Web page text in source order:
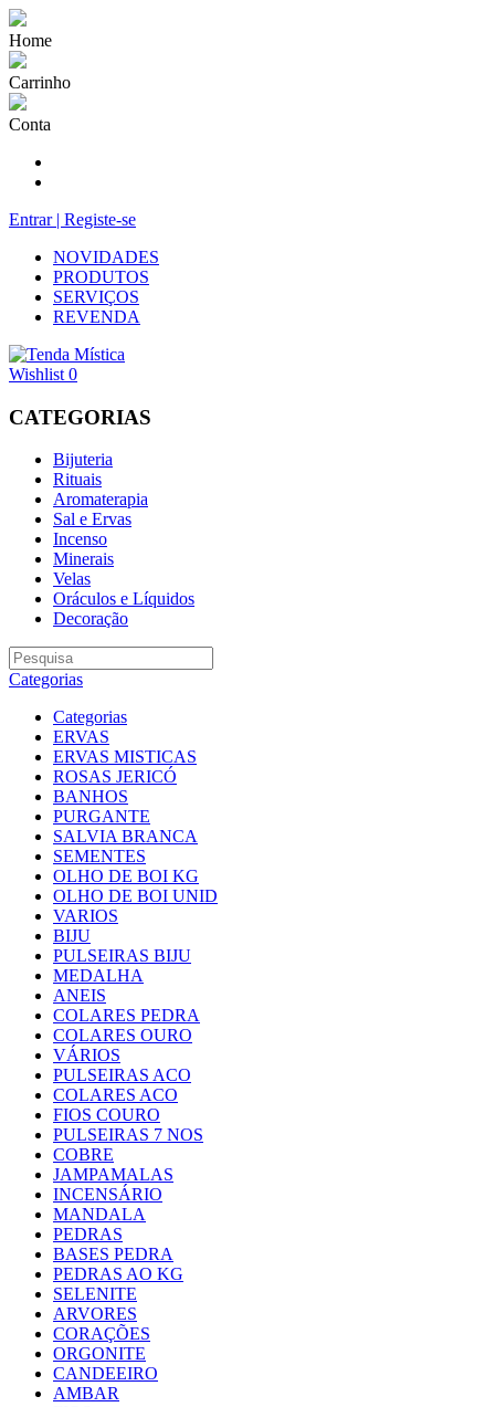
Home
Carrinho
Conta
Entrar | Registe-se
NOVIDADES
PRODUTOS
SERVIÇOS
REVENDA
Wishlist 0
CATEGORIAS
Bijuteria
Rituais
Aromaterapia
Sal e Ervas
Incenso
Minerais
Velas
Oráculos e Líquidos
Decoração
Categorias
Categorias
ERVAS
ERVAS MISTICAS
ROSAS JERICÓ
BANHOS
PURGANTE
SALVIA BRANCA
SEMENTES
OLHO DE BOI KG
OLHO DE BOI UNID
VARIOS
BIJU
PULSEIRAS BIJU
MEDALHA
ANEIS
COLARES PEDRA
COLARES OURO
VÁRIOS
PULSEIRAS ACO
COLARES ACO
FIOS COURO
PULSEIRAS 7 NOS
COBRE
JAMPAMALAS
INCENSÁRIO
MANDALA
PEDRAS
BASES PEDRA
PEDRAS AO KG
SELENITE
ARVORES
CORAÇÕES
ORGONITE
CANDEEIRO
AMBAR